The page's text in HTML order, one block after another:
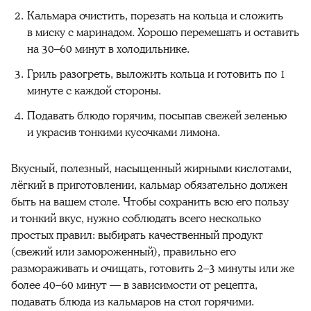
Кальмара очистить, порезать на кольца и сложить
в миску с маринадом. Хорошо перемешать и оставить
на 30–60 минут в холодильнике.
Гриль разогреть, выложить кольца и готовить по 1
минуте с каждой стороны.
Подавать блюдо горячим, посыпав свежей зеленью
и украсив тонкими кусочками лимона.
Вкусный, полезный, насыщенныйжирными кислотами,
лёгкий вприготовлении, кальмар обязательно должен
быть на вашем столе. Чтобы сохранить всю его пользу
и тонкий вкус, нужно соблюдать всего несколько
простых правил: выбирать качественный продукт
(свежий или замороженный), правильно его
размораживать и очищать, готовить 2–3 минуты или же
более 40–60 минут — в зависимости отрецепта,
подаватьблюдаиз кальмаров на стол горячими.